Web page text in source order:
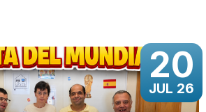
20
JUL 26